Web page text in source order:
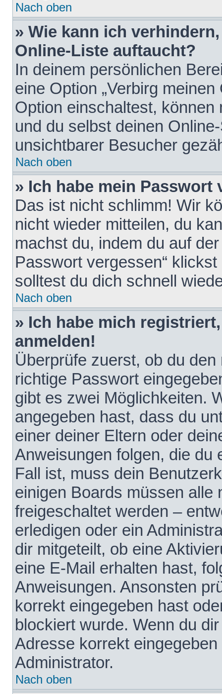
Nach oben
» Wie kann ich
Online-Liste auftaucht?
In deinem persönlichen
eine Option „Verbirg
Option einschaltest,
und du selbst deinen
unsichtbarer Besucher
Nach oben
» Ich habe mein Passwort
Das ist nicht schlimm! Wir
nicht wieder mitteilen, du
machst du, indem du auf
Passwort vergessen“
solltest du dich schnell
Nach oben
» Ich habe mich
anmelden!
Überprüfe zuerst, ob du
richtige Passwort
gibt es zwei Möglichkeiten.
angegeben hast, dass du
einer deiner Eltern oder
Anweisungen folgen, die du
Fall ist, muss dein
einigen Boards müssen alle
freigeschaltet werden –
erledigen oder ein
dir mitgeteilt, ob eine
eine E-Mail erhalten hast,
Anweisungen. Ansonsten
korrekt eingegeben hast
blockiert wurde. Wenn du
Adresse korrekt
Administrator.
Nach oben